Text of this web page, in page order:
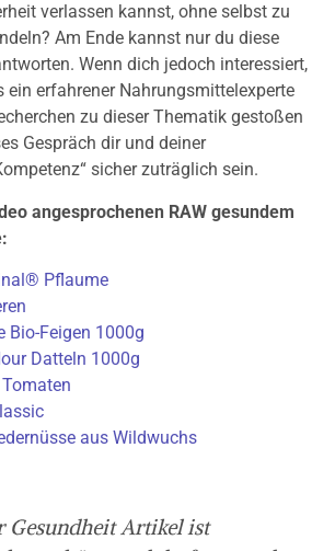
verlassen kannst, ohne selbst zu
Am Ende kannst nur du diese
Wenn dich jedoch interessiert,
ein erfahrener Nahrungsmittelexperte
zu dieser Thematik gestoßen
Gespräch dir und deiner
sicher zuträglich sein.
angesprochenen RAW gesundem
Pflaume
Bio-Feigen 1000g
Datteln 1000g
aus Wildwuchs
Gesundheit Artikel ist